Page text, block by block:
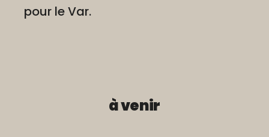
pour le Var.
à venir